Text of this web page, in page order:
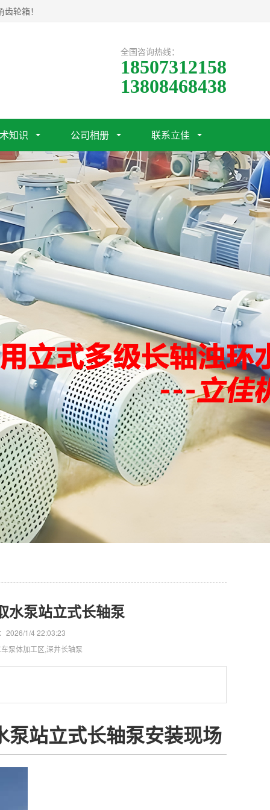
轮箱！
全国咨询热线：
18507312158
13808468438
知识 公司相册 联系立佳
水泵站立式长轴泵
2026/1/4 22:03:23
泵体加工区,深井长轴泵
站立式长轴泵安装现场